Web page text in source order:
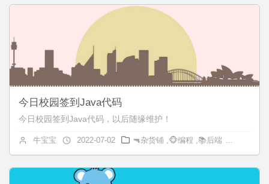
今日校园签到Java代码
今日校园签到Java代码，以后随缘维护！
牛宝宝 2022-07-02 🔫杂货铺 ,🐵编程 ,📚后端